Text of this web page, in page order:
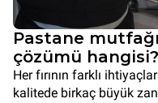
Pastane
çözümü hangisi?
Her fırının farklı
kalitede birkaç büyük